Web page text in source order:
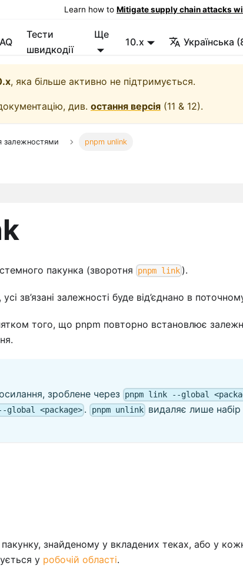
Learn how to Mitigate supply chain attacks
Тести
швидкодії
Ще
10.x Українська
, яка більше активно не підтримується.
див. остання версія (11 & 12).
залежностями pnpm unlink
пакунка (зворотня pnpm link ).
зв’язані залежності буде від’єднано в
того, що pnpm повторно встановлює
зроблене через pnpm link --global
<package> . pnpm unlinkвидаляє лише набір
знайденому у вкладених теках, або у
у робочій області.